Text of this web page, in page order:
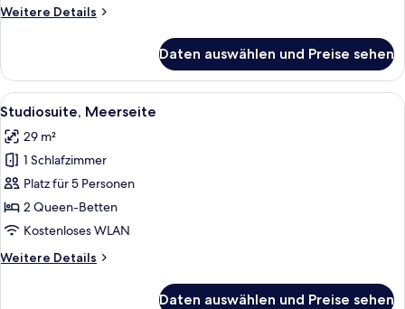
Weitere Details
Weitere
Daten auswählen und Preise sehen
Alle
Fotos
für
Studiosuite,
Meerseite
anzeigen
Studiosuite, Meerseite |
5
Studiosuite, Meerseite
29 m²
1 Schlafzimmer
Platz für 5 Personen
2 Queen-Betten
Kostenloses WLAN
Weitere Details
Weitere
Daten auswählen und Preise sehen